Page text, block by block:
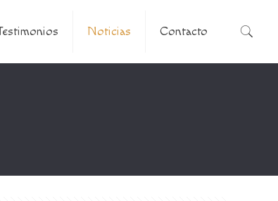
Noticias Contacto